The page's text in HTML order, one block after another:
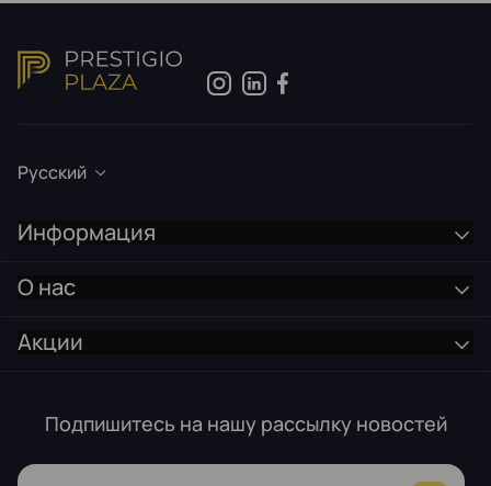
Русский
Информация
О нас
Акции
Подпишитесь на нашу рассылку новостей